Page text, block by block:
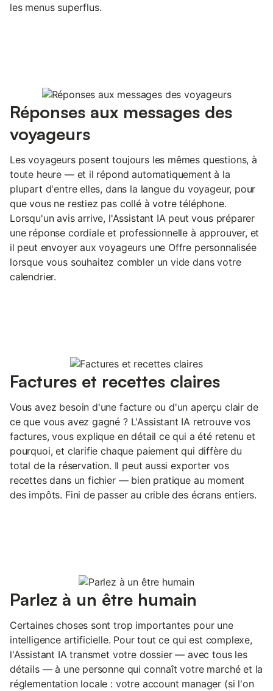
les menus superflus.
Réponses aux messages des
voyageurs
Les voyageurs posent toujours les mêmes questions, à
toute heure — et il répond automatiquement à la
plupart d'entre elles, dans la langue du voyageur, pour
que vous ne restiez pas collé à votre téléphone.
Lorsqu'un avis arrive, l'Assistant IA peut vous préparer
une réponse cordiale et professionnelle à approuver, et
il peut envoyer aux voyageurs une Offre personnalisée
lorsque vous souhaitez combler un vide dans votre
calendrier.
Factures et recettes claires
Vous avez besoin d'une facture ou d'un aperçu clair de
ce que vous avez gagné ? L'Assistant IA retrouve vos
factures, vous explique en détail ce qui a été retenu et
pourquoi, et clarifie chaque paiement qui diffère du
total de la réservation. Il peut aussi exporter vos
recettes dans un fichier — bien pratique au moment
des impôts. Fini de passer au crible des écrans entiers.
Parlez à un être humain
Certaines choses sont trop importantes pour une
intelligence artificielle. Pour tout ce qui est complexe,
l'Assistant IA transmet votre dossier — avec tous les
détails — à une personne qui connaît votre marché et la
réglementation locale : votre account manager (si l'on